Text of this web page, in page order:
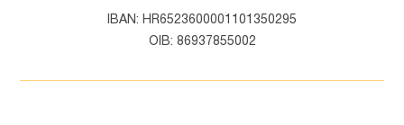
IBAN: HR6523600001101350295
OIB: 86937855002